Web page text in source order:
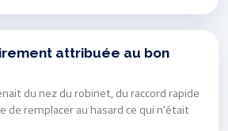
attribuée au bon
du nez du robinet, du raccord rapide
de remplacer au hasard ce qui n’était